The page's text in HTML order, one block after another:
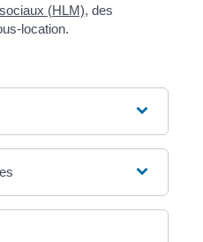
(HLM), des
location.